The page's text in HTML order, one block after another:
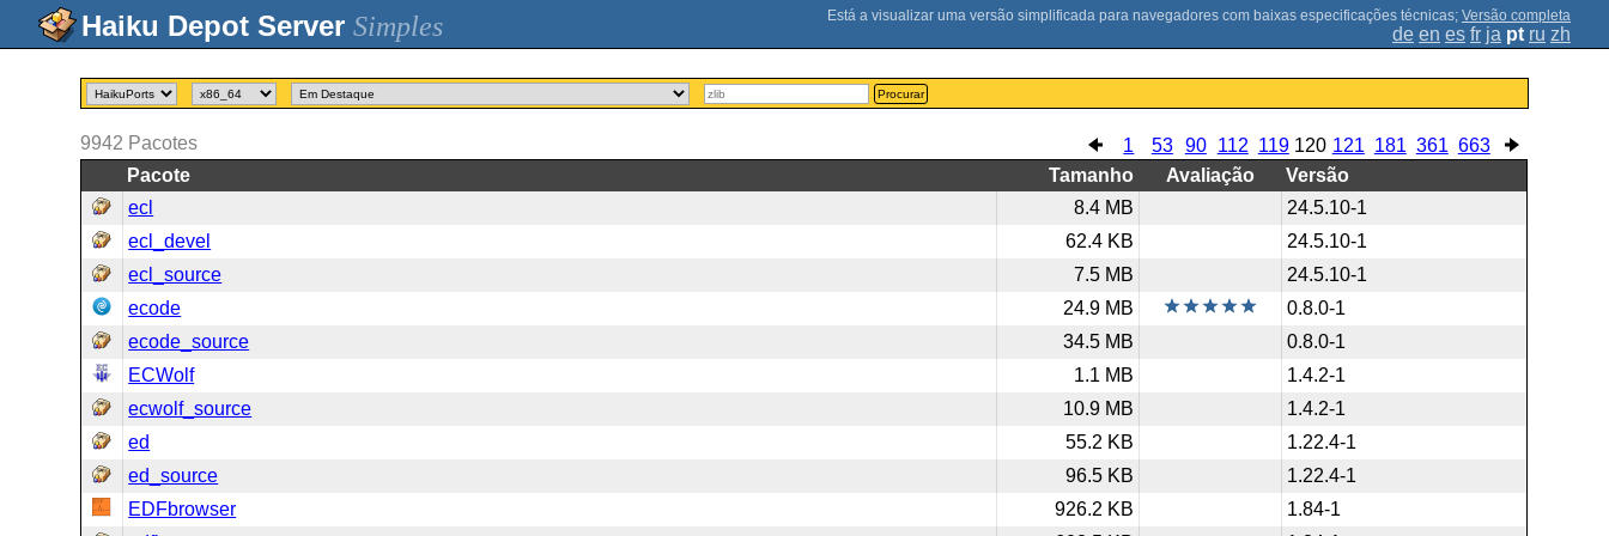
Simples ; Versão completa
de en es fr ja pt ru zh
Procurar
1 53 90 112 119 120 121 181 361 663
9942 Pacotes
Pacote
Tamanho Avaliação
Versão
ecl
8.4 MB
24.5.10-1
ecl_devel
62.4 KB
24.5.10-1
ecl_source
7.5 MB
24.5.10-1
ecode
24.9 MB
0.8.0-1
ecode_source
34.5 MB
0.8.0-1
ECWolf
1.1 MB
1.4.2-1
ecwolf_source
10.9 MB
1.4.2-1
ed
55.2 KB
1.22.4-1
ed_source
96.5 KB
1.22.4-1
EDFbrowser
926.2 KB
1.84-1